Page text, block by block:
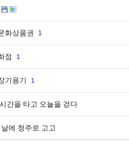
화상품권 1
점 1
기용기 1
간을 타고 오늘을 걷다
에 청주로 고고